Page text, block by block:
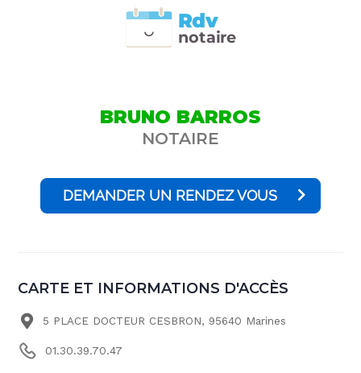
notaire
Rdv
BRUNO BARROS
NOTAIRE
DEMANDER UN RENDEZ VOUS
CARTE ET INFORMATIONS D'ACCÈS
5 PLACE DOCTEUR CESBRON, 95640 Marines
01.30.39.70.47